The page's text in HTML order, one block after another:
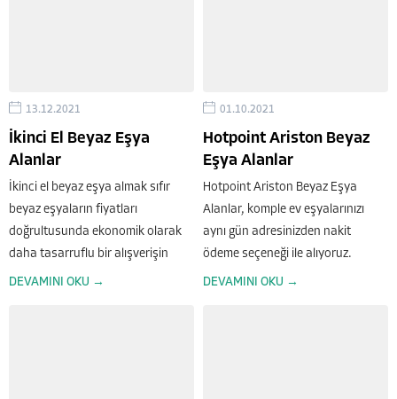
13.12.2021
İkinci El Beyaz Eşya
Alanlar
İkinci el beyaz eşya almak sıfır
beyaz eşyaların fiyatları
doğrultusunda ekonomik olarak
daha tasarruflu bir alışverişin
imkânını verir. Bu imkân sayesinde
DEVAMINI OKU →
01.10.2021
Hotpoint Ariston Beyaz
Eşya Alanlar
Hotpoint Ariston Beyaz Eşya
Alanlar, komple ev eşyalarınızı
aynı gün adresinizden nakit
ödeme seçeneği ile alıyoruz.
DEVAMINI OKU →